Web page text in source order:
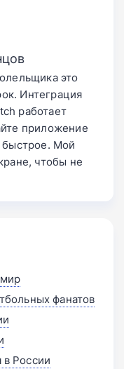
это
Интеграция
работает
приложение
быстрое. Мой
чтобы не
фанатов
в России